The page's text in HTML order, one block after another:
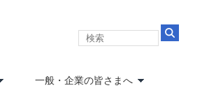
一般・企業の皆さまへ